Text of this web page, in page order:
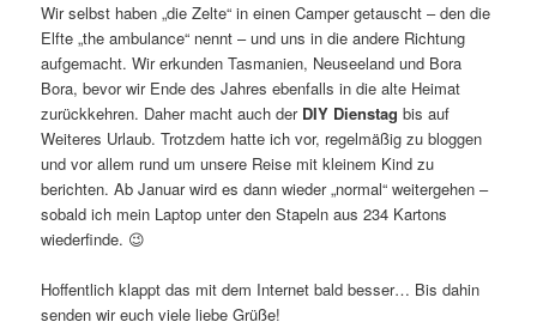
Wir selbst haben „die Zelte“ in einen Camper getauscht – den die
Elfte „the ambulance“ nennt – und uns in die andere Richtung
aufgemacht. Wir erkunden Tasmanien, Neuseeland und Bora
Bora, bevor wir Ende des Jahres ebenfalls in die alte Heimat
zurückkehren. Daher macht auch der DIY Dienstag bis auf
Weiteres Urlaub. Trotzdem hatte ich vor, regelmäßig zu bloggen
und vor allem rund um unsere Reise mit kleinem Kind zu
berichten. Ab Januar wird es dann wieder „normal“ weitergehen –
sobald ich mein Laptop unter den Stapeln aus 234 Kartons
wiederfinde. 😉
Hoffentlich klappt das mit dem Internet bald besser… Bis dahin
senden wir euch viele liebe Grüße!